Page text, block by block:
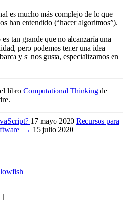
es mucho más complejo de lo que
han entendido (“hacer algoritmos”).
tan grande que no alcanzaría una
pero podemos tener una idea
y si nos gusta, especializarnos en
libro Computational Thinking de
17 mayo 2020 Recursos para
→ 15 julio 2020